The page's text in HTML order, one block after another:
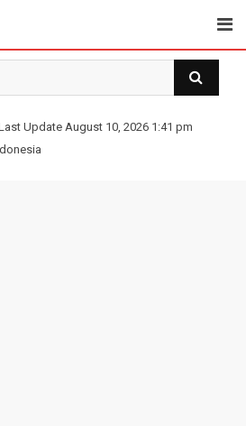
Update August 10, 2026 1:41 pm